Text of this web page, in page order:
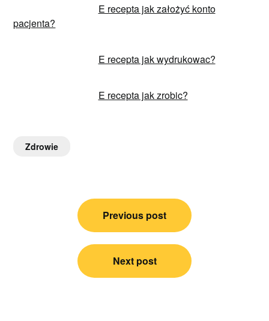
E recepta jak założyć konto
pacjenta?
E recepta jak wydrukowac?
E recepta jak zrobic?
Zdrowie
Nawigacja
Previous post
Next post